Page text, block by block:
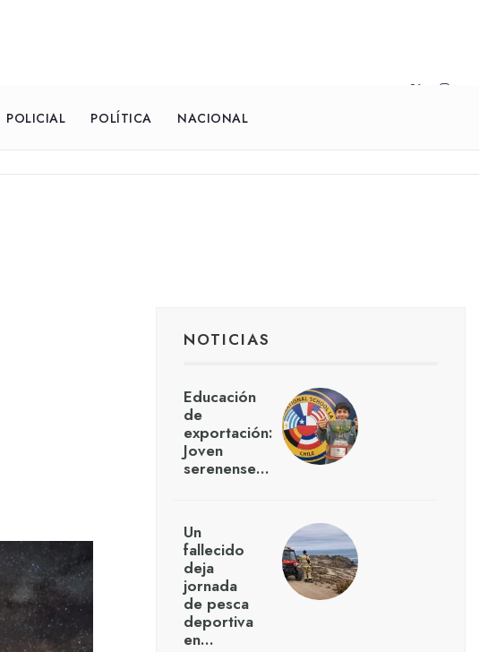
POLICIAL POLÍTICA NACIONAL
NOTICIAS
Educación
de
exportación:
Joven
serenense…
Un
fallecido
deja
jornada
de pesca
deportiva
en…